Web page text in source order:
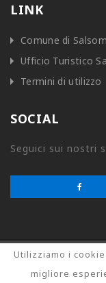
Utilizziamo i
migliore
LINK
Comune di
Ufficio Turistico
Termini di utilizzo
SOCIAL
Seguici sui nostri
© COMUNE